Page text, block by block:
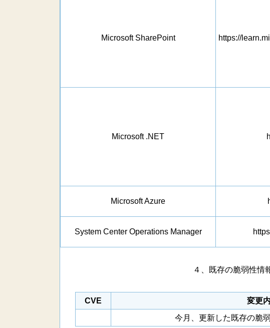
Microsoft SharePoint https://
Microsoft .NET
Microsoft Azure
System Center Operations Manager
４、既存の脆弱性情
CVE
変更
今月、更新した既存の脆